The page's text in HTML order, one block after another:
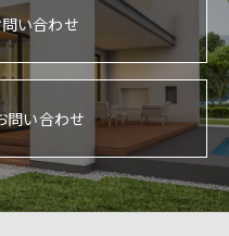
い合わせ
問い合わせ